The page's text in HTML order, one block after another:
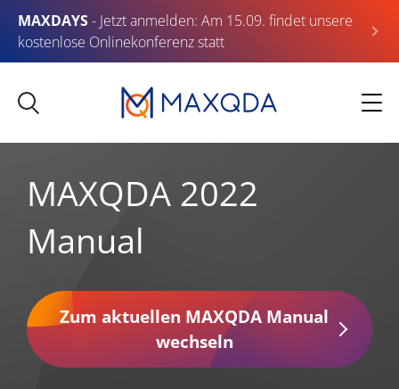
MAXDAYS- Jetzt anmelden: Am 15.09. findet unsere
kostenlose Onlinekonferenz statt
MAXQDA 2022
Manual
Zum aktuellen MAXQDA Manual
wechseln